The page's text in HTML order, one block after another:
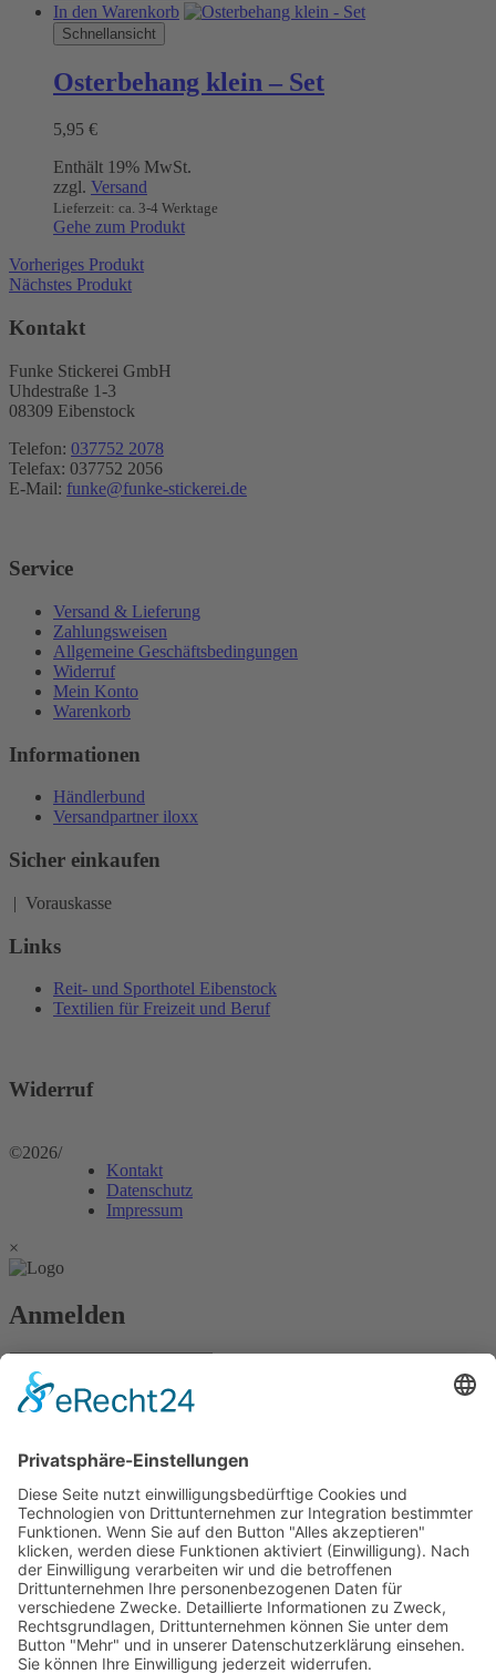
In den Warenkorb
Schnellansicht
Osterbehang klein – Set
5,95 €
Enthält 19% MwSt.
zzgl. Versand
Lieferzeit: ca. 3-4 Werktage
Gehe zum Produkt
Vorheriges Produkt
Nächstes Produkt
Kontakt
Funke Stickerei GmbH
Uhdestraße 1-3
08309 Eibenstock
Telefon: 037752 2078
Telefax: 037752 2056
E-Mail: funke@funke-stickerei.de
Service
Versand & Lieferung
Zahlungsweisen
Allgemeine Geschäftsbedingungen
Widerruf
Mein Konto
Warenkorb
Informationen
Händlerbund
Versandpartner iloxx
Sicher einkaufen
| Vorauskasse
Links
Reit- und Sporthotel Eibenstock
Textilien für Freizeit und Beruf
Widerruf
©2026/
Kontakt
Datenschutz
Impressum
×
Anmelden
Angemeldet bleiben
Anmelden
Zum Inhalt springen
Vertrag widerrufen
Werkzeugleiste öffnen